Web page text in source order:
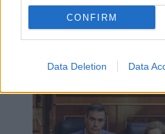
CONFIRM
Data Deletion Data